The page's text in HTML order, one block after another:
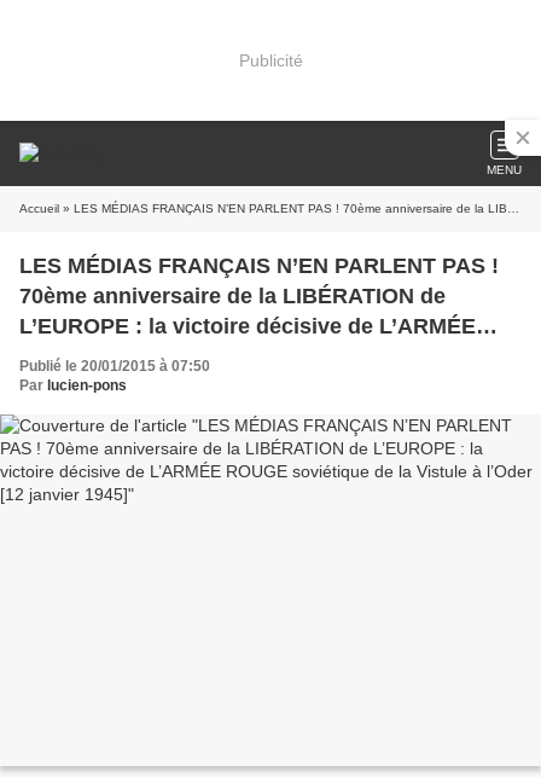
Publicité
MENU
Accueil » LES MÉDIAS FRANÇAIS N’EN PARLENT PAS ! 70ème anniversaire de la LIBÉRATION de L’EUROPE : la victoire décisive de L’ARMÉE ROUGE soviétique de la Vistule à l’Oder [12 janvier 1945]
LES MÉDIAS FRANÇAIS N’EN PARLENT PAS !
70ème anniversaire de la LIBÉRATION de
L’EUROPE : la victoire décisive de L’ARMÉE
ROUGE soviétique de la Vistule à l’Oder [12
janvier 1945]
Publié le 20/01/2015 à 07:50
Par lucien-pons